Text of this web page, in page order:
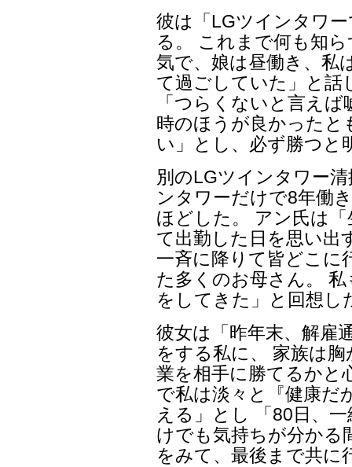
彼は「LGツインタワ
る。 これまで何も知
気で、娘は昼働き、私
て過ごしていた」と話
「つらくないと言え
時のほうが良かったと
い」とし、必ず勝つと
別のLGツインタワー
ンタワーだけで8年働
ほどした。 アン氏は
て出勤した日を思い出
一斉に降りて皆どこに
た多くのお母さん。
をしてきた」と回想し
彼女は「昨年末、解雇
をする私に、 家族は
業を相手に勝てるかと
で私は淡々と『健康だ
える」とし 「80日、
けでも気持ちが分かる
をみて、最後まで共に